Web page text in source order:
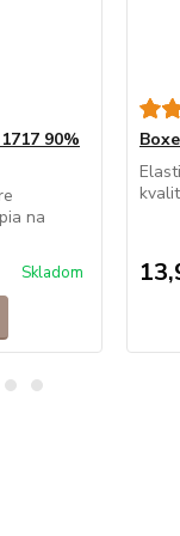
90%
na
Skladom